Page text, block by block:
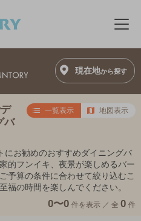
メ
現在地から探す
バ
一覧表示 地図表示
にお勧めのおすすめダイニングバ
的フンイキ、夜景が楽しめるバー
予算の条件に合わせて絞り込むこ
福の時間を楽しんでください。
0〜0 件を表示 ／ 全 0 件